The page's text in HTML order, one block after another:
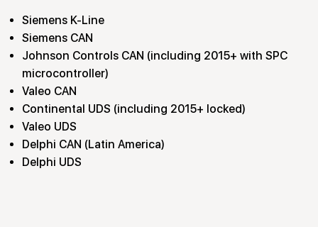
Siemens K-Line
Siemens CAN
Johnson Controls CAN (including 2015+ with SPC
microcontroller)
Valeo CAN
Continental UDS (including 2015+ locked)
Valeo UDS
Delphi CAN (Latin America)
Delphi UDS